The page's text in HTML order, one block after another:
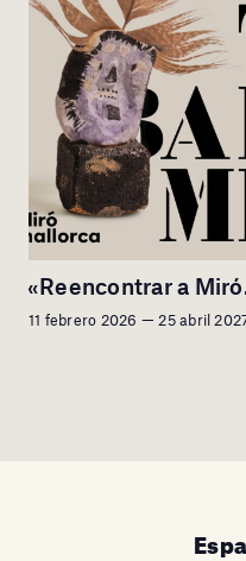
«Reencontrar a
11 febrero 2026 — 25 abril